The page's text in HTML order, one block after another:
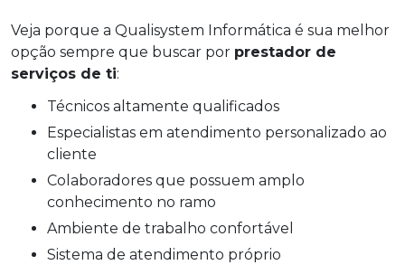
Veja porque a Qualisystem Informática é sua melhor
opção sempre que buscar por prestador de
serviços de ti:
técnicos altamente qualificados
especialistas em atendimento personalizado ao
cliente
colaboradores que possuem amplo
conhecimento no ramo
ambiente de trabalho confortável
sistema de atendimento próprio